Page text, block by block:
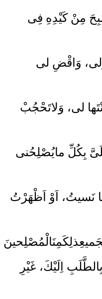
مِنْ كَيْدِهِ فِى
وَاقْضِ لى
لى، وَلاتَحْجُبْ
بِكُلِّ مايُصْلِحُنى
نَسيتُ، اَوْ اَظْهَرْتُ
اِلَيْكَ، غَيْرِ